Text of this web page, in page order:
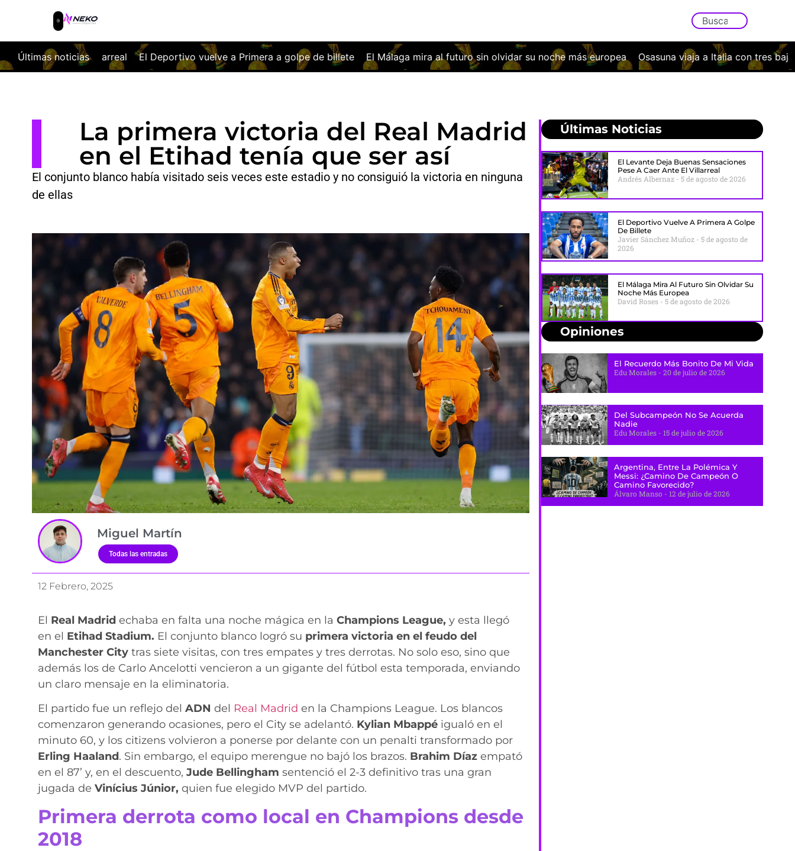
Últimas noticias
El Deportivo vuelve a Primera a golpe de billete El Málaga mira al futuro sin olvidar su noche más europea Osasuna viaja a Italia con tres bajas y un exigente examen ante
La primera victoria del Real Madrid
en el Etihad tenía que ser así
El conjunto blanco había visitado seis veces este estadio y no consiguió la victoria en ninguna
de ellas
Miguel Martín
Todas las entradas
12 Febrero, 2025
El Real Madrid echaba en falta una noche mágica en la Champions League, y esta llegó
en el Etihad Stadium. El conjunto blanco logró su primera victoria en el feudo del
Manchester City tras siete visitas, con tres empates y tres derrotas. No solo eso, sino que
además los de Carlo Ancelotti vencieron a un gigante del fútbol esta temporada, enviando
un claro mensaje en la eliminatoria.
El partido fue un reflejo del ADN del Real Madrid en la Champions League. Los blancos
comenzaron generando ocasiones, pero el City se adelantó. Kylian Mbappéigualó en el
minuto 60, y los citizens volvieron a ponerse por delante con un penalti transformado por
Erling Haaland. Sin embargo, el equipo merengue no bajó los brazos. Brahim Díaz empató
en el 87’ y, en el descuento, Jude Bellingham sentenció el 2-3 definitivo tras una gran
jugada de Vinícius Júnior, quien fue elegido MVP del partido.
Primera derrota como local en Champions desde
2018
Últimas Noticias
El Levante Deja Buenas Sensaciones
Pese A Caer Ante El Villarreal
Andrés Albernaz 5 de agosto de 2026
El Deportivo Vuelve A Primera A Golpe
De Billete
Javier Sánchez Muñoz
5 de agosto de
2026
El Málaga Mira Al Futuro Sin Olvidar Su
Noche Más Europea
David Roses 5 de agosto de 2026
Opiniones
El Recuerdo Más Bonito De Mi Vida
Edu Morales
20 de julio de 2026
Del Subcampeón No Se Acuerda
Nadie
Edu Morales
15 de julio de 2026
Argentina, Entre La Polémica Y
Messi: ¿camino De Campeón O
Camino Favorecido?
Álvaro Manso
12 de julio de 2026